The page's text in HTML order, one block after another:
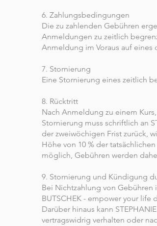
6. Zahlungsbedingungen
Die zu zahlenden Gebühren
Anmeldungen zu zeitlich
Anmeldung im Voraus auf
7. Stornierung
Eine Stornierung eines zeitlich
8. Rücktritt
Nach Anmeldung zu einem
Stornierung muss schriftlich an
der zweiwöchigen Frist zurück,
Höhe von 10 % der
möglich, Gebühren werden
9. Stornierung und Kündigung
Bei Nichtzahlung von
BUTSCHEK - empower your life
Darüber hinaus kann
vertragswidrig verhalten oder